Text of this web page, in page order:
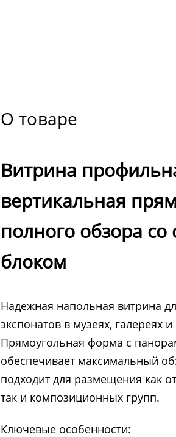
О товаре
Витрина
вертикальная
полного обзора со
блоком
Надежная напольная витрина
экспонатов в музеях, галереях
Прямоугольная форма с
обеспечивает максимальный
подходит для размещения как
так и композиционных групп.
Ключевые особенности: